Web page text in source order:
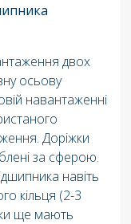
двох
осьову
навантаженні
Доріжки
за сферою.
навіть
кільця (2-3
ще мають